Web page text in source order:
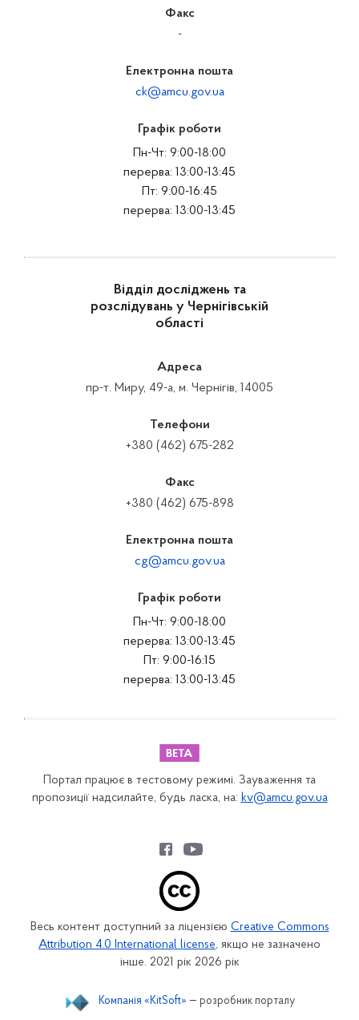
Факс
-
Електронна пошта
ck@amcu.gov.ua
Графік роботи
Пн-Чт: 9:00-18:00
перерва: 13:00-13:45
Пт: 9:00-16:45
перерва: 13:00-13:45
Відділ досліджень та
розслідувань у Чернігівській
області
Адреса
пр-т. Миру, 49-а, м. Чернігів, 14005
Телефони
+380 (462) 675-282
Факс
+380 (462) 675-898
Електронна пошта
cg@amcu.gov.ua
Графік роботи
Пн-Чт: 9:00-18:00
перерва: 13:00-13:45
Пт: 9:00-16:15
перерва: 13:00-13:45
Портал працює в тестовому режимі. Зауваження та
пропозиції надсилайте, будь ласка, на: kv@amcu.gov.ua
Весь контент доступний за ліцензією Creative Commons
Attribution 4.0 International license, якщо не зазначено
інше. 2021 рік 2026 рік
Компанія «KitSoft» — розробник порталу